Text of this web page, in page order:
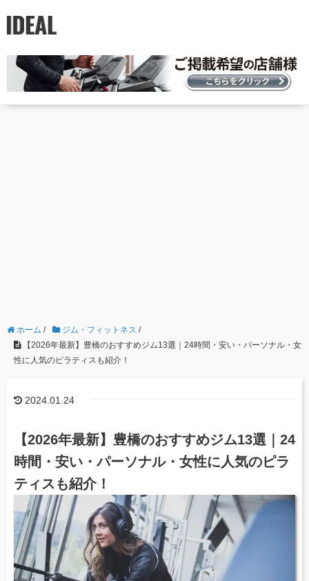
ホーム / ジム・フィットネス /
【2026年最新】豊橋のおすすめジム13選｜24時間・安い・パーソナル・女
性に人気のピラティスも紹介！
2024.01.24
【2026年最新】豊橋のおすすめジム13選｜24
時間・安い・パーソナル・女性に人気のピラ
ティスも紹介！